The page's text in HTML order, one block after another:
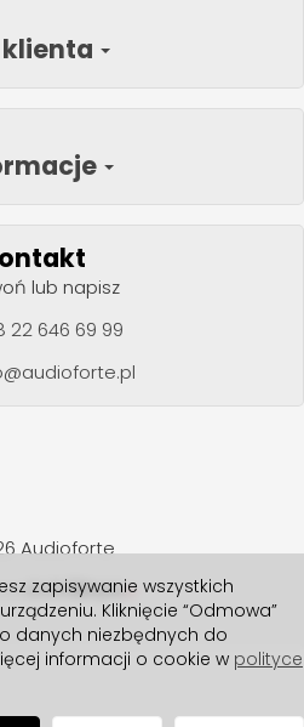
klienta
lub napisz
22 646 69 99
Audioforte
zapisywanie wszystkich
Kliknięcie “Odmowa”
danych niezbędnych do
informacji o cookie w polityce